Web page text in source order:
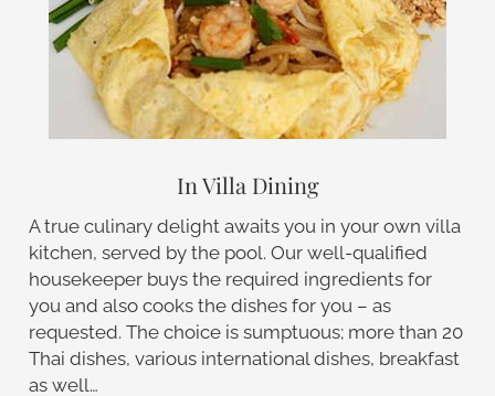
In Villa Dining
A true culinary delight awaits you in your own villa
kitchen, served by the pool. Our well-qualified
housekeeper buys the required ingredients for
you and also cooks the dishes for you – as
requested. The choice is sumptuous; more than 20
Thai dishes, various international dishes, breakfast
as well…